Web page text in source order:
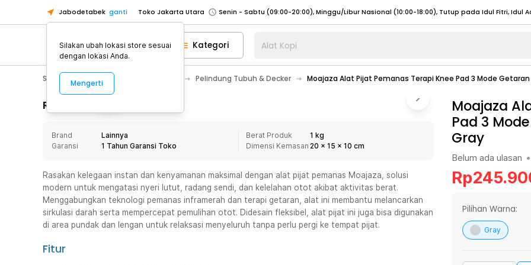
Jabodetabek ganti Toko Jakarta Utara
Toko Tangerang
Toko Cikupa
Pick n Go Jakarta Barat
Senin - Jumat (07:00 - 20:00), Sabtu - Minggu (08:00 - 20:00), Tutup pada Idul Fitri
Pick n Go Bekasi
Senin - Jumat (08:00 - 20:00), Sabtu - Minggu/ Libur Nasional (08:00 - 17:00) Selengkapnya
Senin - Jumat (08:00 - 20:00), Sabtu - Minggu/ Libur Nasional (08:00 - 17:00) Selengkapnya
Senin - Sabtu (09:00-20:00), Minggu/Libur Nasional (12:00-20:00), Tutup pada Idul Fitri
Senin - Sabtu (09:00-20:00), Minggu/Libur Nasional (12:00-20:00), Tutup pada Idul Fitri
Toko Tangerang
Toko Cikupa
Pick n Go Jakarta Barat
Senin - Jumat (07:00 - 20:00), Sabtu - Minggu (08:00 - 20:00), Tutup pada Idul Fitri
Pick n Go Bekasi
Senin - Jumat (08:00 - 20:00), Sabtu - Minggu/ Libur Nasional (08:00 - 17:00) Selengkapnya
Kategori Alat Kopi
Sport & Outdoor Pelindung Tubuh & Decker Moajaza Alat Pijat Pemanas Terapi Knee Pad 3 Mode
Rincian Produk
Brand
Lainnya
Garansi
1 Tahun Garansi Toko
Berat Produk
1 kg
Dimensi Kemasan 20 x 15 x 10 cm
Rasakan kelegaan instan dan kenyamanan maksimal dengan alat pijat pemanas Moajaza, solusi
modern untuk mengatasi nyeri lutut, radang sendi, dan kelelahan otot akibat aktivitas berat.
Menggabungkan teknologi pemanas inframerah dan terapi getaran, alat ini membantu melancarkan
sirkulasi darah serta mempercepat pemulihan otot. Didesain fleksibel, alat pijat ini juga bisa digunakan
di area pundak dan lengan untuk relaksasi menyeluruh tanpa perlu pergi ke tempat pijat.
Fitur
Moajaza
Pad 3
Gray
Belum ada ulasan •
Rp
Pilihan Warna:
Gray
Silakan ubah lokasi store sesuai
dengan lokasi Anda.
Mengerti